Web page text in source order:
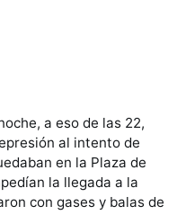
a eso de las 22,
al intento de
en la Plaza de
la llegada a la
con gases y balas de